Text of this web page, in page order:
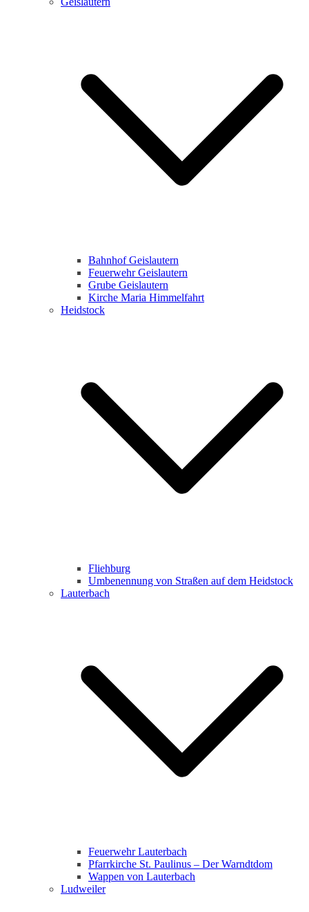
Bahnhof Geislautern
Feuerwehr Geislautern
Grube Geislautern
Kirche Maria Himmelfahrt
Heidstock
Fliehburg
Umbenennung von Straßen auf dem Heidstock
Lauterbach
Feuerwehr Lauterbach
Pfarrkirche St. Paulinus – Der Warndtdom
Wappen von Lauterbach
Ludweiler